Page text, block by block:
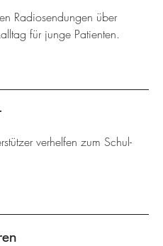
Radiosendungen über
für junge Patienten.
verhelfen zum Schul-